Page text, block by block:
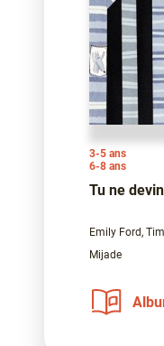
3-5 ans
6-8 ans
Tu ne
Emily Ford,
Mijade